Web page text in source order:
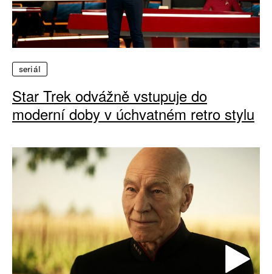
seriál
Star Trek odvážně vstupuje do
moderní doby v úchvatném retro stylu